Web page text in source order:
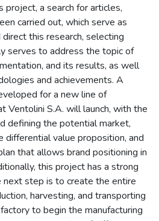
a search for articles,
carried out, which serve as
this research, selecting
serves to address the topic of
and its results, as well
and achievements. A
for a new line of
Ventolini S.A. will launch, with the
defining the potential market,
differential value proposition, and
that allows brand positioning in
this project has a strong
next step is to create the entire
harvesting, and transporting
to begin the manufacturing